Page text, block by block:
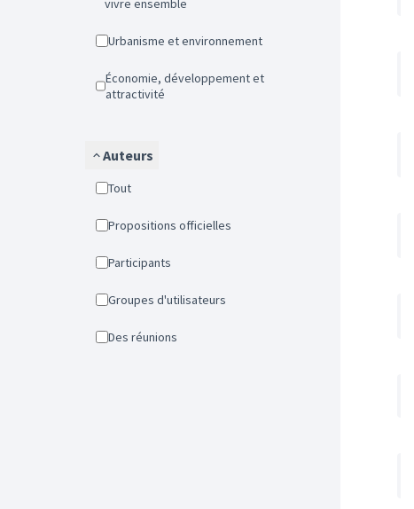
vivre ensemble
Urbanisme et environnement
Économie, développement et
attractivité
Auteurs
Tout
Propositions officielles
Participants
Groupes d'utilisateurs
Des réunions